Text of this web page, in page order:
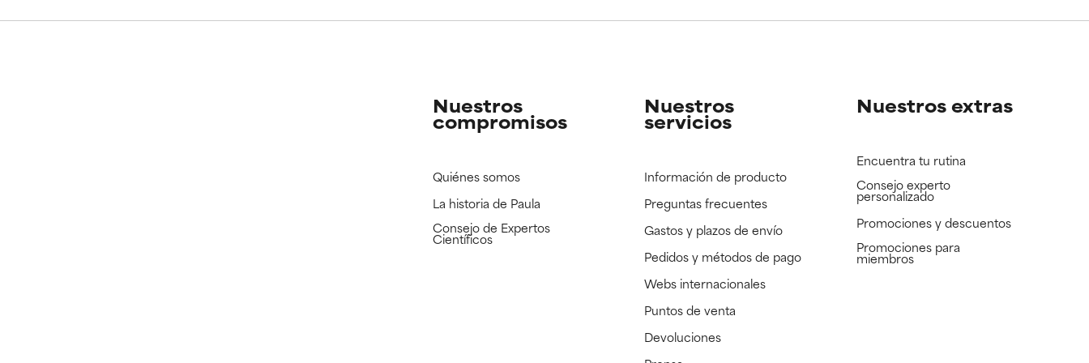
Ingrediente registrado, pero con la información científica disponible pendiente de revisar.
Ingrediente registrado, pero con la información científica disponible pendiente de revisar.
Nuestros
compromisos
Quiénes somos
La historia de Paula
Consejo de Expertos
Científicos
Nuestros
servicios
Información de producto
Preguntas frecuentes
Gastos y plazos de envío
Pedidos y métodos de pago
Webs internacionales
Puntos de venta
Devoluciones
Nuestros extras
Encuentra tu rutina
Consejo experto
personalizado
Promociones y descuentos​
Promociones para
miembros